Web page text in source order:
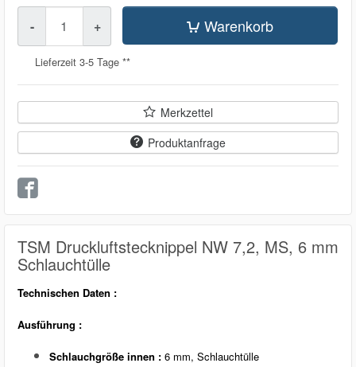
- + Warenkorb
Lieferzeit 3-5 Tage **
Merkzettel
Produktanfrage
TSM Druckluftstecknippel NW 7,2, MS, 6 mm
Schlauchtülle
Technischen Daten :
Ausführung :
Schlauchgröße innen : 6 mm, Schlauchtülle